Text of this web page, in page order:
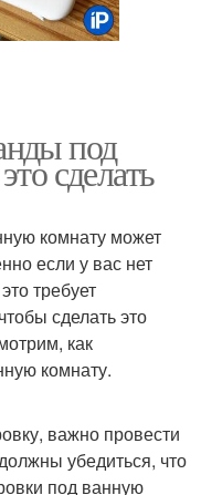
под
сделать
комнату может
если у вас нет
требует
сделать это
как
комнату.
важно провести
убедиться, что
под ванную